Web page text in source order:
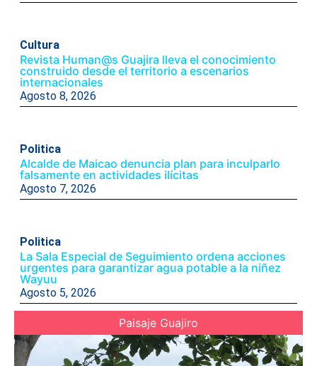
Cultura
Revista Human@s Guajira lleva el conocimiento
construido desde el territorio a escenarios
internacionales
Agosto 8, 2026
Politica
Alcalde de Maicao denuncia plan para inculparlo
falsamente en actividades ilícitas
Agosto 7, 2026
Politica
La Sala Especial de Seguimiento ordena acciones
urgentes para garantizar agua potable a la niñez
Wayuu
Agosto 5, 2026
Paisaje Guajiro